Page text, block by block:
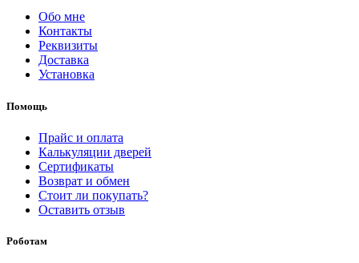
Обо мне
Контакты
Реквизиты
Доставка
Установка
Помощь
Прайс и оплата
Калькуляции дверей
Сертификаты
Возврат и обмен
Стоит ли покупать?
Оставить отзыв
Роботам